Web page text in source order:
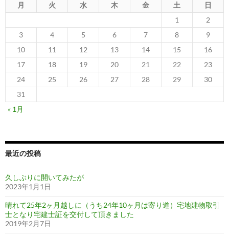
月 火 水 木 金 土
日
1
2
3
4 5 6 7 8
9
10
11 12 13 14 15
16
17
18 19 20 21 22
23
24
25 26 27 28 29
30
31
« 1月
最近の投稿
久しぶりに開いてみたが
2023年1月1日
晴れて25年2ヶ月越しに（うち24年10ヶ月は寄り道）宅地建物取引
士となり宅建士証を交付して頂きました
2019年2月7日